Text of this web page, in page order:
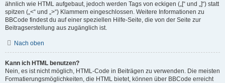
ähnlich wie HTML aufgebaut, jedoch werden Tags von eckigen („[“ und „]“) statt
spitzen („<“ und „>“) Klammern eingeschlossen. Weitere Informationen zu
BBCode findest du auf einer speziellen Hilfe-Seite, die von der Seite zur
Beitragserstellung aus zugänglich ist.
Nach oben
Kann ich HTML benutzen?
Nein, es ist nicht möglich, HTML-Code in Beiträgen zu verwenden. Die meisten
Formatierungsmöglichkeiten, die HTML bietet, können über BBCode erreicht